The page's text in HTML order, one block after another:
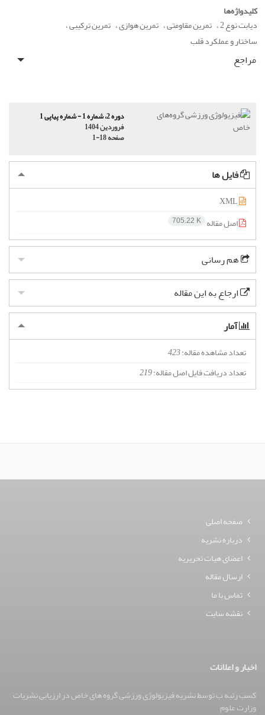
کلیدواژه‌ها
دیابت نوع 2
تمرین مقاومتی تمرین هوازی تمرین ترکیبی
ساختار و عملکرد قلب
مراجع
دوره 2، شماره 1 - شماره پیاپی 1
فروردین 1404
صفحه1-18
فایل ها
اصل مقاله
705.22 K
هم رسانی
ارجاع به این مقاله
آمار
تعداد مشاهده مقاله:423
تعداد دریافت فایل اصل مقاله:219
صفحه اصلی
درباره نشریه
اعضای هیات تحریریه
ارسال مقاله
تماس با ما
نقشه سایت
اخبار و اعلانات
کسب رتبه ب توسط نشریه فیزیولوژی ورزشی گروه های خاص در ارزیابی نشریات
وزارت علوم